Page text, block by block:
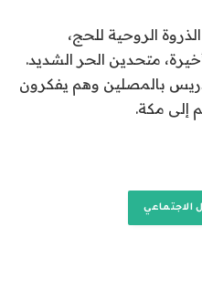
الروحية للحج،
متحدين الحر الشديد.
بالمصلين وهم يفكرون
إلى مكة.
الاجتماعي